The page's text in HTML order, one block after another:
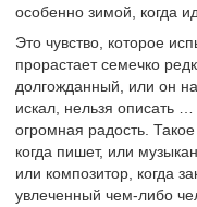
особенно зимой, когда
Это чувство, которое
прорастает семечко
долгожданный, или он
искал, нельзя описать
огромная радость.
когда пишет, или
или композитор, когда
увлеченный чем-либо